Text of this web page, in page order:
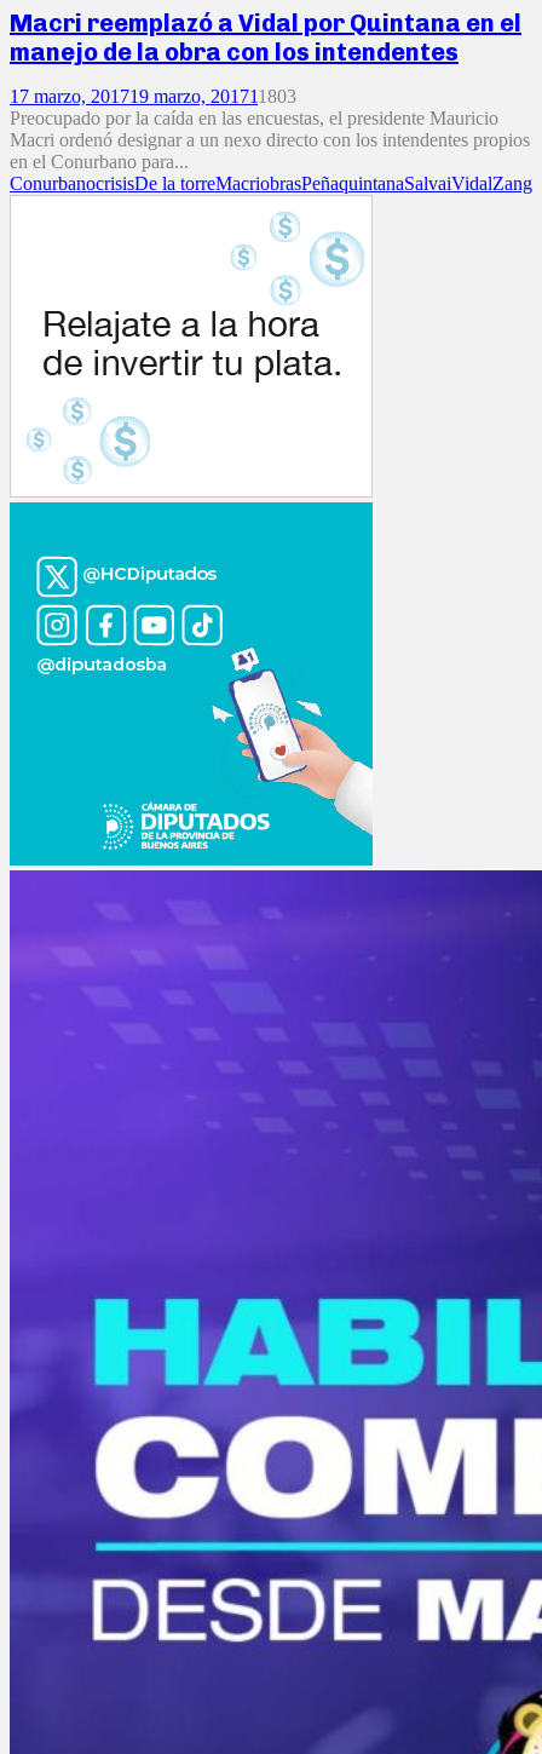
Macri reemplazó a Vidal por Quintana en el
manejo de la obra con los intendentes
17 marzo, 201719 marzo, 201711803
Preocupado por la caída en las encuestas, el presidente Mauricio
Macri ordenó designar a un nexo directo con los intendentes propios
en el Conurbano para...
ConurbanocrisisDe la torreMacriobrasPeñaquintanaSalvaiVidalZang